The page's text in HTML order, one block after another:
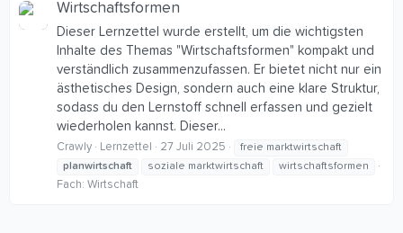
Wirtschaftsformen
Dieser Lernzettel wurde erstellt, um die wichtigsten
Inhalte des Themas "Wirtschaftsformen" kompakt und
verständlich zusammenzufassen. Er bietet nicht nur ein
ästhetisches Design, sondern auch eine klare Struktur,
sodass du den Lernstoff schnell erfassen und gezielt
wiederholen kannst. Dieser...
Crawly Lernzettel 27 Juli 2025
freie marktwirtschaft
planwirtschaft
soziale marktwirtschaft wirtschaftsformen
Fach: Wirtschaft